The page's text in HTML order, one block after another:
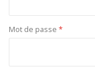
Mot de passe *